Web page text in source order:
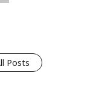
Posts